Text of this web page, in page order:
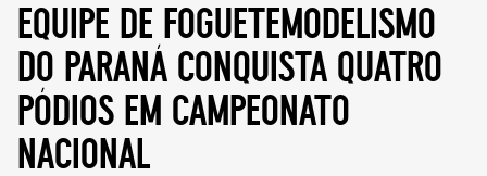
equipe de foguetemodelismo
do paraná conquista quatro
pódios em campeonato
nacional